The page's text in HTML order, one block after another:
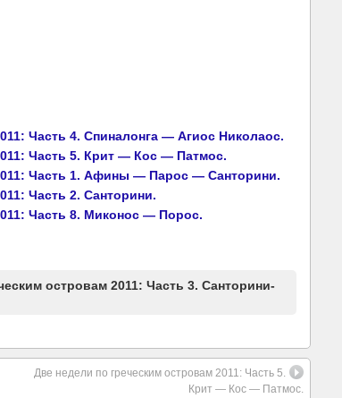
Часть 4. Спиналонга — Агиос Николаос.
Часть 5. Крит — Кос — Патмос.
Часть 1. Афины — Парос — Санторини.
Часть 2. Санторини.
Часть 8. Миконос — Порос.
островам 2011: Часть 3. Санторини-
Две недели по греческим островам 2011: Часть 5.
Крит — Кос — Патмос.